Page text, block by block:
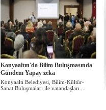
Konyaaltın'da Bilim Buluşmasında
Gündem Yapay zeka
Konyaaltı Belediyesi, Bilim-Kültür-
Sanat Buluşmaları ile vatandaşları ...